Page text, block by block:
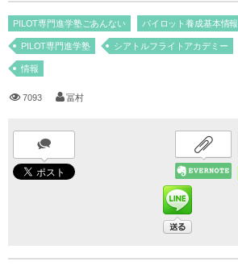
PILOT専門進学塾ごあんない パイロット養成基本情報
PILOT専門進学塾 シアトルフライトアカデミー
情報
7093 冨村